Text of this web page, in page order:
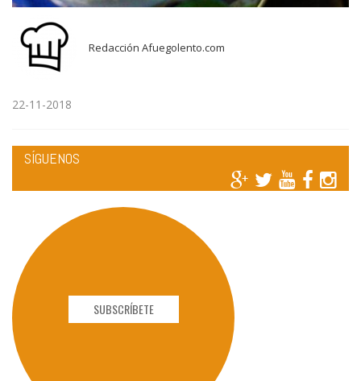
Redacción Afuegolento.com
22-11-2018
SÍGUENOS
SUBSCRÍBETE